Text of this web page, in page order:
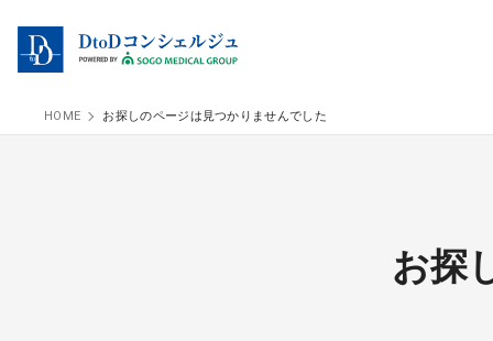
HOME お探しのページは見つかりませんでした
お探